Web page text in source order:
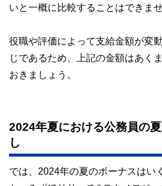
いと一概に比較することはできませ
役職や評価によって支給金額が変
じであるため、上記の金額はあく
おきましょう。
2024年夏における公務員の
し
では、2024年の夏のボーナスはい